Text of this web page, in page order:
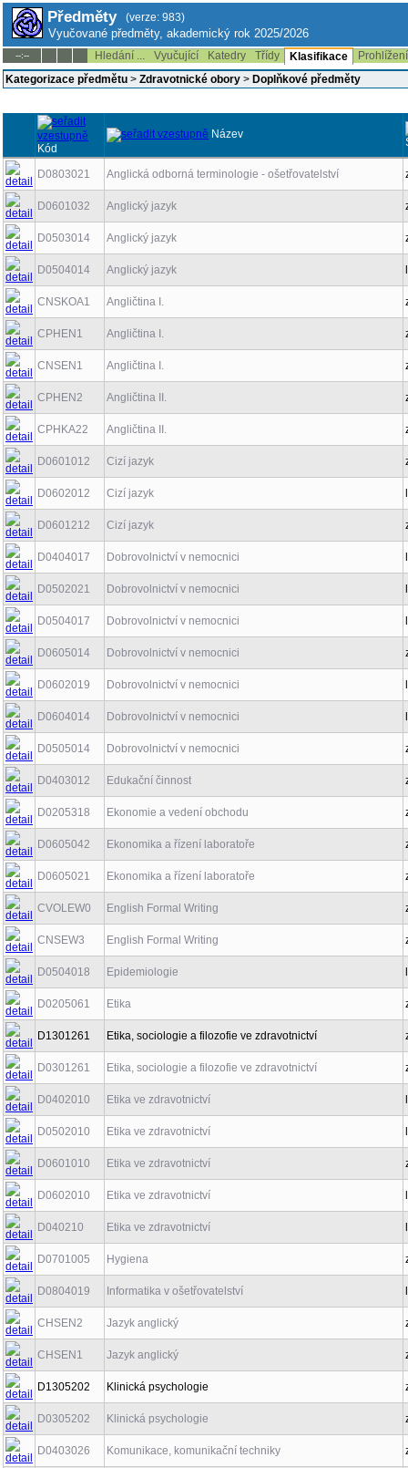
Předměty (verze: 983)
Vyučované předměty, akademický rok 2025/2026
--:-- Hledání ... Vyučující Katedry Třídy Klasifikace
Kategorizace předmětu > Zdravotnické obory > Doplňkové předměty
Kód
Název
D0803021 Anglická odborná terminologie - ošetřovatelství
D0601032 Anglický jazyk
D0503014 Anglický jazyk
D0504014 Anglický jazyk
CNSKOA1 Angličtina I.
CPHEN1 Angličtina I.
CNSEN1 Angličtina I.
CPHEN2 Angličtina II.
CPHKA22 Angličtina II.
D0601012 Cizí jazyk
D0602012 Cizí jazyk
D0601212 Cizí jazyk
D0404017 Dobrovolnictví v nemocnici
D0502021 Dobrovolnictví v nemocnici
D0504017 Dobrovolnictví v nemocnici
D0605014 Dobrovolnictví v nemocnici
D0602019 Dobrovolnictví v nemocnici
D0604014 Dobrovolnictví v nemocnici
D0505014 Dobrovolnictví v nemocnici
D0403012 Edukační činnost
D0205318 Ekonomie a vedení obchodu
D0605042 Ekonomika a řízení laboratoře
D0605021 Ekonomika a řízení laboratoře
CVOLEW0 English Formal Writing
CNSEW3 English Formal Writing
D0504018 Epidemiologie
D0205061 Etika
D1301261 Etika, sociologie a filozofie ve zdravotnictví
D0301261 Etika, sociologie a filozofie ve zdravotnictví
D0402010 Etika ve zdravotnictví
D0502010 Etika ve zdravotnictví
D0601010 Etika ve zdravotnictví
D0602010 Etika ve zdravotnictví
D040210 Etika ve zdravotnictví
D0701005 Hygiena
D0804019 Informatika v ošetřovatelství
CHSEN2 Jazyk anglický
CHSEN1 Jazyk anglický
D1305202 Klinická psychologie
D0305202 Klinická psychologie
D0403026 Komunikace, komunikační techniky